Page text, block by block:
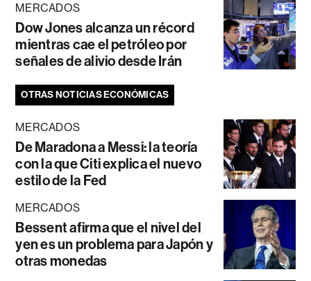
MERCADOS
Dow Jones alcanza un récord
mientras cae el petróleo por
señales de alivio desde Irán
OTRAS NOTICIAS ECONÓMICAS
MERCADOS
De Maradona a Messi: la teoría
con la que Citi explica el nuevo
estilo de la Fed
MERCADOS
Bessent afirma que el nivel del
yen es un problema para Japón y
otras monedas